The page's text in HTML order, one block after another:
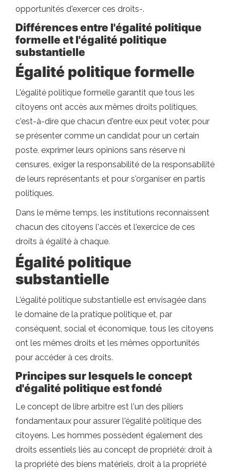
opportunités d'exercer ces droits-.
Différences entre l'égalité politique
formelle et l'égalité politique
substantielle
Égalité politique formelle
L'égalité politique formelle garantit que tous les
citoyens ont accès aux mêmes droits politiques,
c'est-à-dire que chacun d'entre eux peut voter, pour
se présenter comme un candidat pour un certain
poste, exprimer leurs opinions sans réserve ni
censures, exiger la responsabilité de la responsabilité
de leurs représentants et pour s'organiser en partis
politiques.
Dans le même temps, les institutions reconnaissent
chacun des citoyens l'accès et l'exercice de ces
droits à égalité à chaque.
Égalité politique
substantielle
L'égalité politique substantielle est envisagée dans
le domaine de la pratique politique et, par
conséquent, social et économique, tous les citoyens
ont les mêmes droits et les mêmes opportunités
pour accéder à ces droits.
Principes sur lesquels le concept
d'égalité politique est fondé
Le concept de libre arbitre est l'un des piliers
fondamentaux pour assurer l'égalité politique des
citoyens. Les hommes possèdent également des
droits essentiels liés au concept de propriété: droit à
la propriété des biens matériels, droit à la propriété